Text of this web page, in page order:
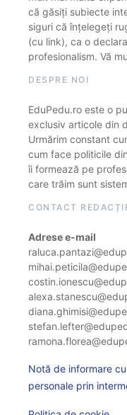
că găsiți subiecte
siguri că înțelegeți
(cu link), ca o
profesionalism. Vă
DESPRE NOI
EduPedu.ro este o
exclusiv articole din
Urmărim constant
cum face politicile
îi formează pe
care trăim sunt
CONTACT
Adrese e-mail
Notă de informare
personale prin